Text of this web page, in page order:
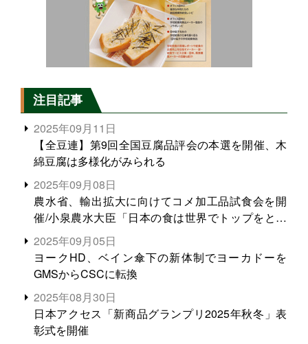
注目記事
2025年09月11日
【全豆連】第9回全国豆腐品評会の本選を開催、木
綿豆腐は多様化がみられる
2025年09月08日
農水省、輸出拡大に向けてコメ加工品試食会を開
催/小泉農水大臣「日本の食は世界でトップをとれ
る。米増産に向けて、米輸出需要の拡大を」
2025年09月05日
ヨークHD、ベイン傘下の新体制でヨーカドーを
GMSからCSCに転換
2025年08月30日
日本アクセス「新商品グランプリ2025年秋冬」表
彰式を開催